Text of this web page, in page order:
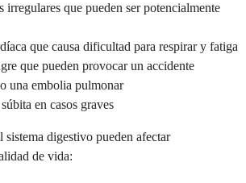
irregulares que pueden ser potencialmente
que causa dificultad para respirar y fatiga
que pueden provocar un accidente
una embolia pulmonar
en casos graves
digestivo pueden afectar
de vida: